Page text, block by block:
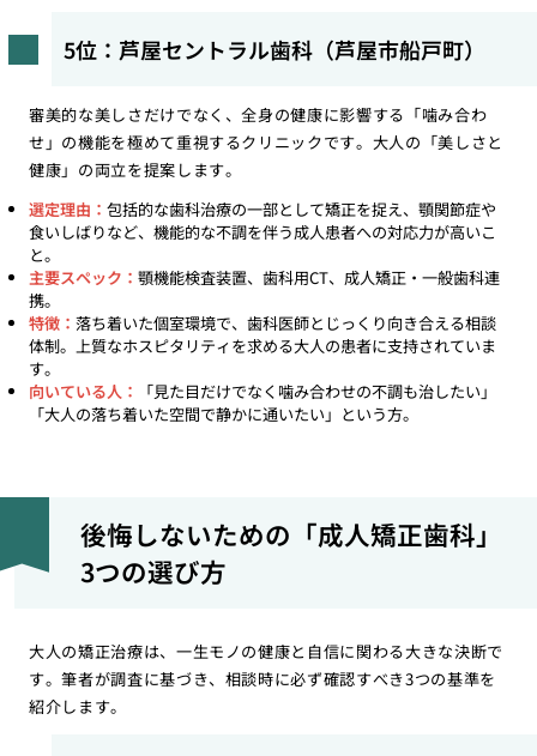
5位：芦屋セントラル歯科（芦屋市船戸町）
審美的な美しさだけでなく、全身の健康に影響する「噛み合わ
せ」の機能を極めて重視するクリニックです。大人の「美しさと
健康」の両立を提案します。
選定理由： 包括的な歯科治療の一部として矯正を捉え、顎関節症や
食いしばりなど、機能的な不調を伴う成人患者への対応力が高いこ
と。
主要スペック： 顎機能検査装置、歯科用CT、成人矯正・一般歯科連
携。
特徴： 落ち着いた個室環境で、歯科医師とじっくり向き合える相談
体制。上質なホスピタリティを求める大人の患者に支持されていま
す。
向いている人：
「見た目だけでなく噛み合わせの不調も治したい」
「大人の落ち着いた空間で静かに通いたい」という方。
後悔しないための「成人矯正歯科」
3つの選び方
大人の矯正治療は、一生モノの健康と自信に関わる大きな決断で
す。筆者が調査に基づき、相談時に必ず確認すべき3つの基準を
紹介します。